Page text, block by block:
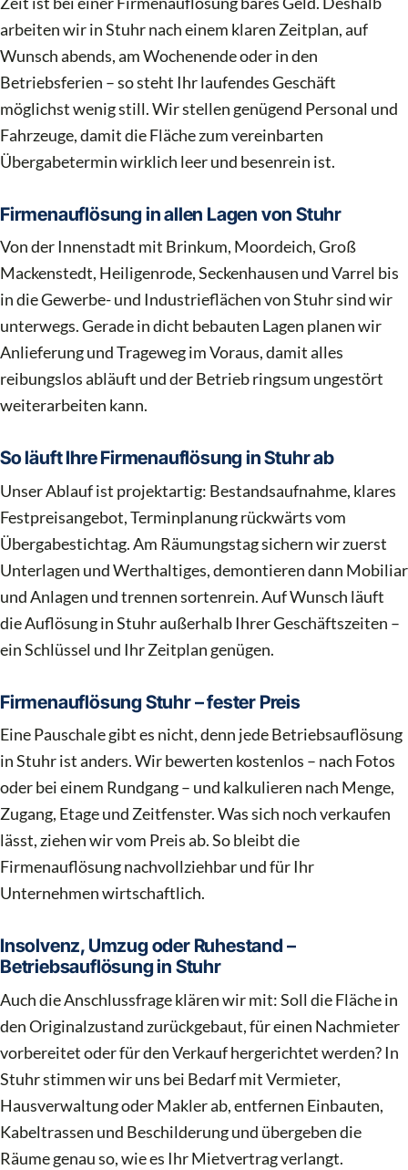
arbeiten wir in Stuhr nach einem klaren Zeitplan, auf
Wunsch abends, am Wochenende oder in den
Betriebsferien – so steht Ihr laufendes Geschäft
möglichst wenig still. Wir stellen genügend Personal und
Fahrzeuge, damit die Fläche zum vereinbarten
Übergabetermin wirklich leer und besenrein ist.
Firmenauflösung in allen Lagen von Stuhr
Von der Innenstadt mit Brinkum, Moordeich, Groß
Mackenstedt, Heiligenrode, Seckenhausen und Varrel bis
in die Gewerbe- und Industrieflächen von Stuhr sind wir
unterwegs. Gerade in dicht bebauten Lagen planen wir
Anlieferung und Trageweg im Voraus, damit alles
reibungslos abläuft und der Betrieb ringsum ungestört
weiterarbeiten kann.
So läuft Ihre Firmenauflösung in Stuhr ab
Unser Ablauf ist projektartig: Bestandsaufnahme, klares
Festpreisangebot, Terminplanung rückwärts vom
Übergabestichtag. Am Räumungstag sichern wir zuerst
Unterlagen und Werthaltiges, demontieren dann Mobiliar
und Anlagen und trennen sortenrein. Auf Wunsch läuft
die Auflösung in Stuhr außerhalb Ihrer Geschäftszeiten –
ein Schlüssel und Ihr Zeitplan genügen.
Firmenauflösung Stuhr – fester Preis
Eine Pauschale gibt es nicht, denn jede Betriebsauflösung
in Stuhr ist anders. Wir bewerten kostenlos – nach Fotos
oder bei einem Rundgang – und kalkulieren nach Menge,
Zugang, Etage und Zeitfenster. Was sich noch verkaufen
lässt, ziehen wir vom Preis ab. So bleibt die
Firmenauflösung nachvollziehbar und für Ihr
Unternehmen wirtschaftlich.
Insolvenz, Umzug oder Ruhestand –
Betriebsauflösung in Stuhr
Auch die Anschlussfrage klären wir mit: Soll die Fläche in
den Originalzustand zurückgebaut, für einen Nachmieter
vorbereitet oder für den Verkauf hergerichtet werden? In
Stuhr stimmen wir uns bei Bedarf mit Vermieter,
Hausverwaltung oder Makler ab, entfernen Einbauten,
Kabeltrassen und Beschilderung und übergeben die
Räume genau so, wie es Ihr Mietvertrag verlangt.